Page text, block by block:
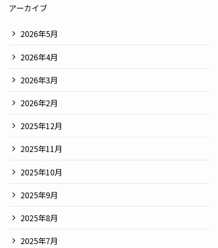
アーカイブ
2026年5月
2026年4月
2026年3月
2026年2月
2025年12月
2025年11月
2025年10月
2025年9月
2025年8月
2025年7月